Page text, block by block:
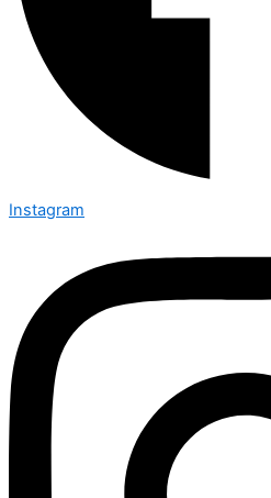
Instagram